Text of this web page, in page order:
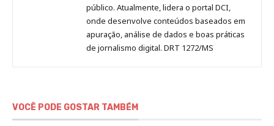
público. Atualmente, lidera o portal DCI,
onde desenvolve conteúdos baseados em
apuração, análise de dados e boas práticas
de jornalismo digital. DRT 1272/MS
VOCÊ PODE GOSTAR TAMBÉM